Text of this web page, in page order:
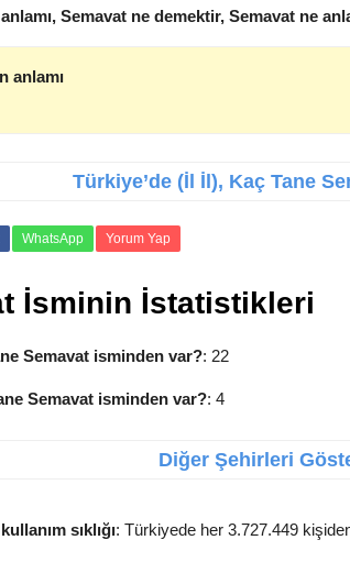
Semavat ne demektir, Semavat ne
anlamı
Türkiye’de (İl İl), Kaç Tane
WhatsApp Yorum Yap
İsminin İstatistikleri
Semavat isminden var?: 22
Semavat isminden var?: 4
Diğer Şehirleri
sıklığı: Türkiyede her 3.727.449